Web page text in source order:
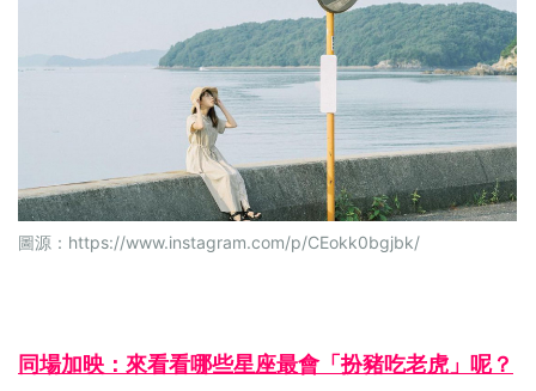
圖源： https://www.instagram.com/p/CEokk0bgjbk/
同場加映：來看看哪些星座最會「扮豬吃老虎」呢？